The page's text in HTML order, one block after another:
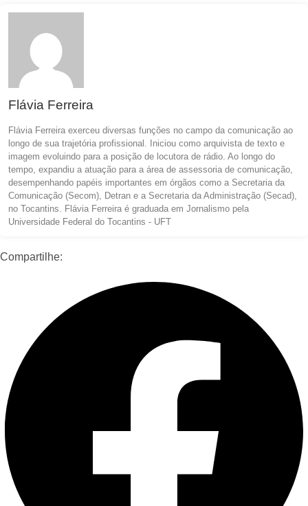
Flávia Ferreira
Flávia Ferreira exerceu diversas funções no campo da comunicação ao
longo de sua trajetória profissional. Iniciou como arquivista de texto e
imagem evoluindo para a posição de locutora de rádio. Ao longo do
tempo, expandiu a atuação para a área de assessoria de comunicação,
desempenhando papéis importantes em órgãos como a Secretaria da
Comunicação (Secom), Detran e a Secretaria da Administração (Secad),
no Tocantins. Flávia Ferreira é graduada em Jornalismo pela
Universidade Federal do Tocantins - UFT
Compartilhe: